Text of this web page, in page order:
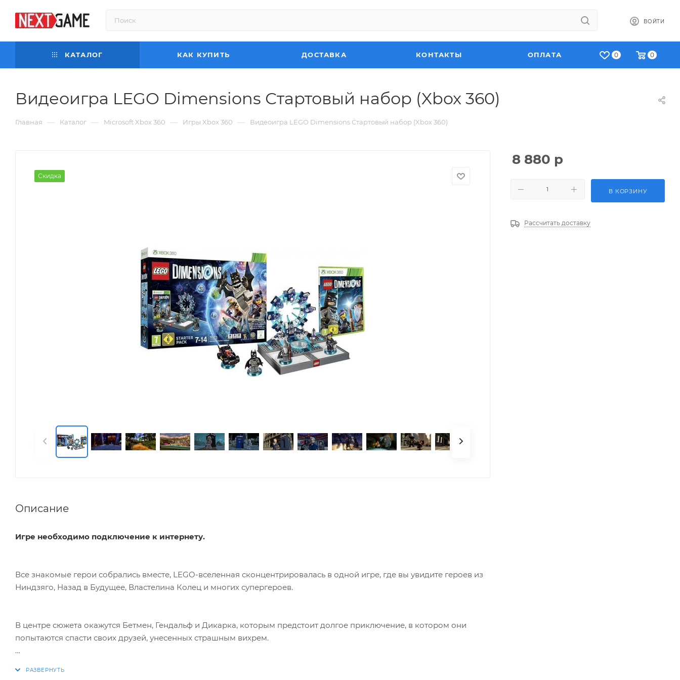
ВОЙТИ
0 0
КАТАЛОГ КАК КУПИТЬ ДОСТАВКА КОНТАКТЫ ОПЛАТА
Видеоигра LEGO Dimensions Стартовый набор (Xbox 360)
Главная — Каталог — Microsoft Xbox 360 — Игры Xbox 360 — Видеоигра LEGO Dimensions Стартовый набор (Xbox 360)
Скидка
Описание
Игре необходимо подключение к интернету.
Все знакомые герои собрались вместе, LEGO-вселенная сконцентрировалась в одной игре, где вы увидите героев из
Ниндзяго, Назад в Будущее, Властелина Колец и многих супергероев.
В центре сюжета окажутся Бетмен, Гендальф и Дикарка, которым предстоит долгое приключение, в котором они
попытаются спасти своих друзей, унесенных страшным вихрем.
8 880 р
В КОРЗИНУ
Рассчитать доставку